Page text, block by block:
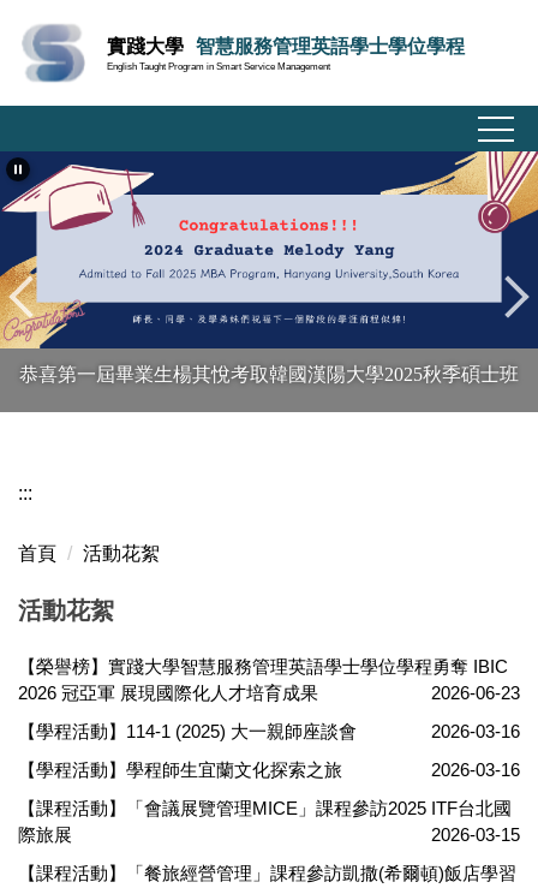
到
主
要
容
區
實踐大學 智慧服務管理英語學士學位學程
English Taught Program in Smart Service Management
恭喜第一屆畢業生楊其悅考取韓國漢陽大學2025秋季碩士班
:::
首頁 活動花絮
活動花絮
【榮譽榜】實踐大學智慧服務管理英語學士學位學程勇奪 IBIC
2026 冠亞軍 展現國際化人才培育成果
2026-06-23
【學程活動】114-1 (2025) 大一親師座談會
2026-03-16
【學程活動】學程師生宜蘭文化探索之旅
2026-03-16
【課程活動】「會議展覽管理MICE」課程參訪2025 ITF台北國
際旅展
2026-03-15
【課程活動】「餐旅經營管理」課程參訪凱撒(希爾頓)飯店學習